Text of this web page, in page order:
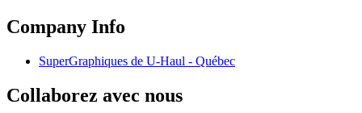
Company Info
SuperGraphiques de U-Haul - Québec
Collaborez avec nous